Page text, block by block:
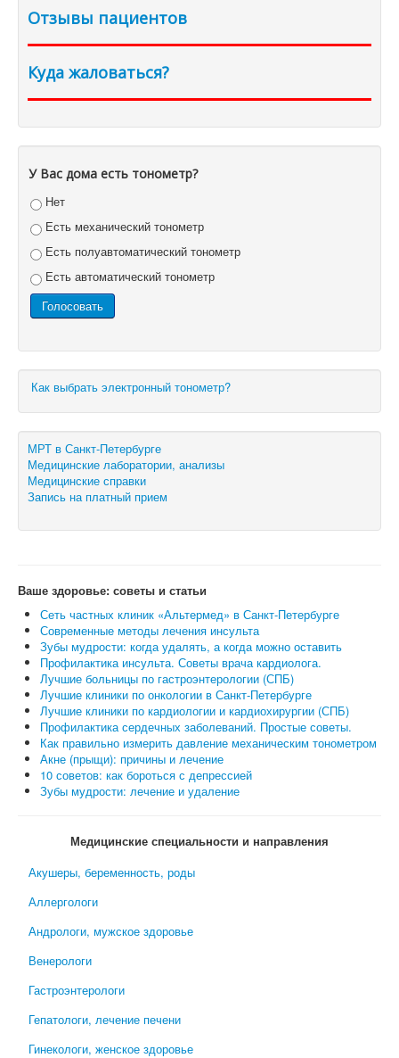
Отзывы пациентов
Куда жаловаться?
У Вас дома есть тонометр?
Нет
Есть механический тонометр
Есть полуавтоматический тонометр
Есть автоматический тонометр
Как выбрать электронный тонометр?
МРТ в Санкт-Петербурге
Медицинские лаборатории, анализы
Медицинские справки
Запись на платный прием
Ваше здоровье: советы и статьи
Сеть частных клиник «Альтермед» в Санкт-Петербурге
Современные методы лечения инсульта
Зубы мудрости: когда удалять, а когда можно оставить
Профилактика инсульта. Советы врача кардиолога.
Лучшие больницы по гастроэнтерологии (СПБ)
Лучшие клиники по онкологии в Санкт-Петербурге
Лучшие клиники по кардиологии и кардиохирургии (СПБ)
Профилактика сердечных заболеваний. Простые советы.
Как правильно измерить давление механическим тонометром
Акне (прыщи): причины и лечение
10 советов: как бороться с депрессией
Зубы мудрости: лечение и удаление
Медицинские специальности и направления
Акушеры, беременность, роды
Аллергологи
Андрологи, мужское здоровье
Венерологи
Гастроэнтерологи
Гепатологи, лечение печени
Гинекологи, женское здоровье